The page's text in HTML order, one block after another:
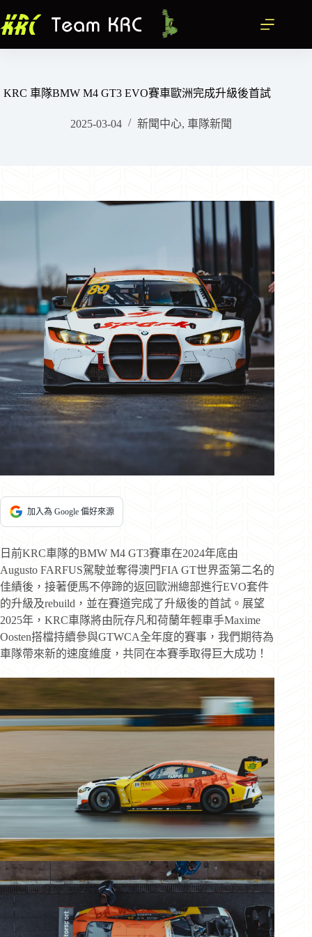
至
容KRC 車隊BMW M4 GT3 EVO賽車歐洲完成升級後首試
2025-03-04 新聞中心,車隊新聞
加入為 Google 偏好來源
日前KRC車隊的BMW M4 GT3賽車在2024年底由
Augusto FARFUS駕駛並奪得澳門FIA GT世界盃第二名的
佳績後，接著便馬不停蹄的返回歐洲總部進行EVO套件
的升級及rebuild，並在賽道完成了升級後的首試。展望
2025年，KRC車隊將由阮存凡和荷蘭年輕車手Maxime
Oosten搭檔持續參與GTWCA全年度的賽事，我們期待為
車隊帶來新的速度維度，共同在本賽季取得巨大成功！